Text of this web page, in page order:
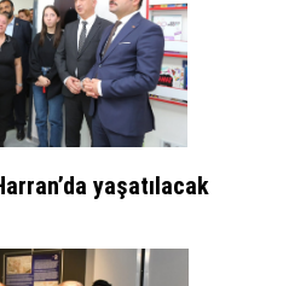
yaşatılacak